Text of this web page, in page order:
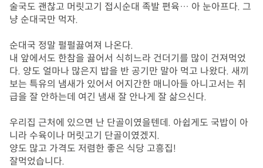
술국도 괜찮고 머릿고기 접시순대 족발 편육… 아 눈아프다. 그
냥 순대국만 먹자.
순대국 정말 펄펄끓여져 나온다.
내 앞에서도 한참을 끓어서 식히느라 건더기를 많이 건져먹었
다. 양도 얼마나 많은지 밥을 반 공기만 말아 먹고 나왔다. 새끼
보는 특유의 냄새가 있어서 어지간한 매니아들 아니고서는 취
급을 잘 안하는데 여긴 냄새 잘 안나게 잘 삶으신다.
우리집 근처에 있으면 난 단골이였을텐데. 아쉽게도 국밥이 아
니라 수육이나 머릿고기 단골이였겠지.
양도 많고 가격도 저렴한 좋은 식당 고흥집!
잘먹었습니다.